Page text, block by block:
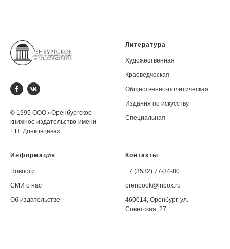
© 1995 ООО «Оренбургское
книжное издательство имени
Г.П. Донковцева»
Литература
Художественная
Краеведческая
Общественно-политическая
Издания по искусству
Специальная
Информация
Новости
СМИ о нас
Об издательстве
Контакты
+7 (3532) 77-34-80
orenbook@inbox.ru
460014, Оренбург, ул.
Советская, 27